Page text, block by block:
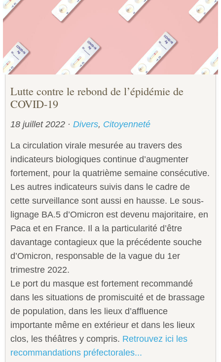
Sécurité civile
Lutte contre le rebond de l’épidémie de
COVID-19
18 juillet 2022 · Divers, Citoyenneté
La circulation virale mesurée au travers des
indicateurs biologiques continue d’augmenter
fortement, pour la quatrième semaine consécutive.
Les autres indicateurs suivis dans le cadre de
cette surveillance sont aussi en hausse. Le sous-
lignage BA.5 d’Omicron est devenu majoritaire, en
Paca et en France. Il a la particularité d’être
davantage contagieux que la précédente souche
d’Omicron, responsable de la vague du 1er
trimestre 2022.
Le port du masque est fortement recommandé
dans les situations de promiscuité et de brassage
de population, dans les lieux d’affluence
importante même en extérieur et dans les lieux
clos, les théâtres y compris. Retrouvez ici les
recommandations préfectorales...